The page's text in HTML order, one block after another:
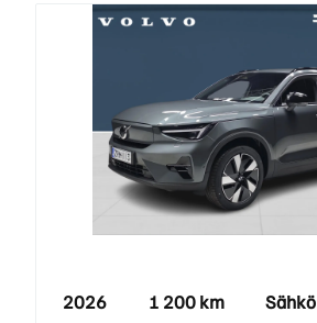
2026 1 200 km Sähkö